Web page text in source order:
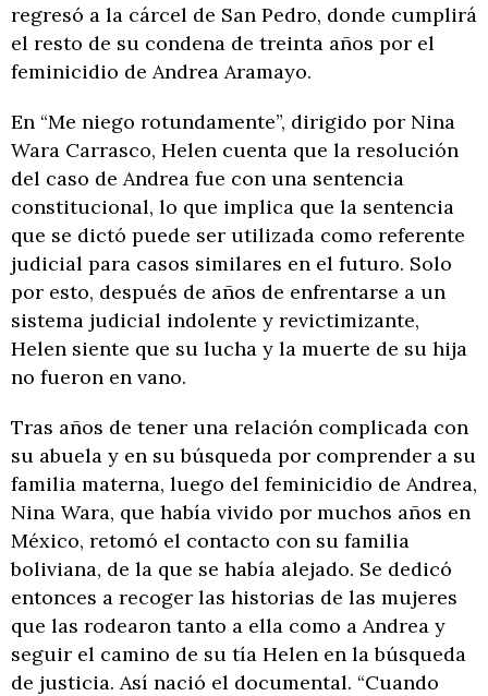
regresó a la cárcel de San Pedro, donde cumplirá
el resto de su condena de treinta años por el
feminicidio de Andrea Aramayo.
En “Me niego rotundamente”, dirigido por Nina
Wara Carrasco, Helen cuenta que la resolución
del caso de Andrea fue con una sentencia
constitucional, lo que implica que la sentencia
que se dictó puede ser utilizada como referente
judicial para casos similares en el futuro. Solo
por esto, después de años de enfrentarse a un
sistema judicial indolente y revictimizante,
Helen siente que su lucha y la muerte de su hija
no fueron en vano.
Tras años de tener una relación complicada con
su abuela y en su búsqueda por comprender a su
familia materna, luego del feminicidio de Andrea,
Nina Wara, que había vivido por muchos años en
México, retomó el contacto con su familia
boliviana, de la que se había alejado. Se dedicó
entonces a recoger las historias de las mujeres
que las rodearon tanto a ella como a Andrea y
seguir el camino de su tía Helen en la búsqueda
de justicia. Así nació el documental. “Cuando